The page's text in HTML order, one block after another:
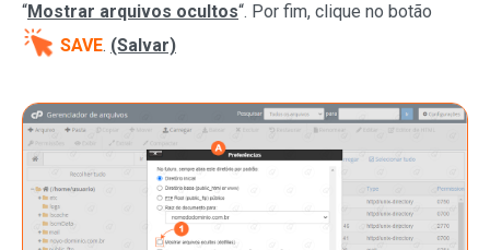
“Mostrar arquivos ocultos“. Por fim, clique no botão
SAVE. (Salvar)